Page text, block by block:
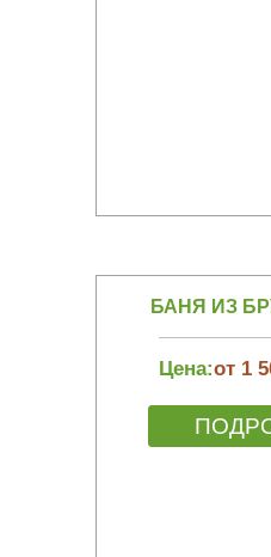
БАНЯ ИЗ
Цена:от 1